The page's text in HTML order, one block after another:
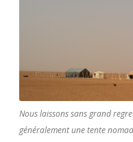
Nous laissons sans grand
généralement une tente